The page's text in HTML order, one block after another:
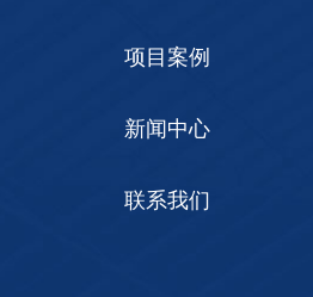
项目案例
新闻中心
联系我们